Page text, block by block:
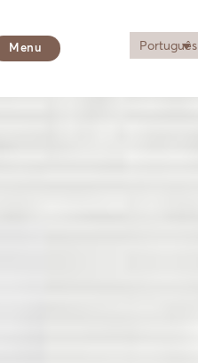
Menu Português